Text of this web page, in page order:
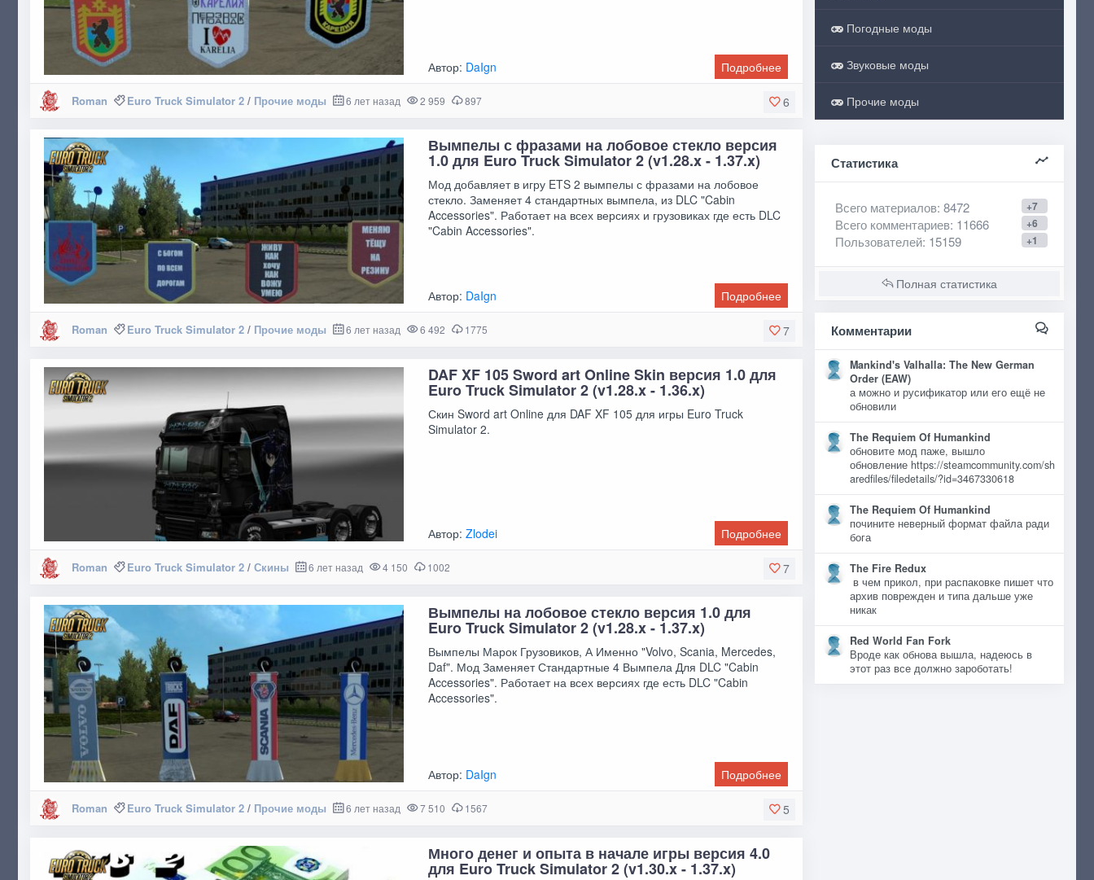
Автор: DaIgn Подробнее
6
Roman Euro Truck Simulator 2/ Прочие моды 6 лет назад 2 959 897
Вымпелы с фразами на лобовое стекло версия
1.0 для Euro Truck Simulator 2 (v1.28.x - 1.37.x)
Мод добавляет в игру ETS 2 вымпелы с фразами на лобовое
стекло. Заменяет 4 стандартных вымпела, из DLC "Cabin
Accessories". Работает на всех версиях и грузовиках где есть DLC
"Cabin Accessories".
Автор: DaIgn Подробнее
7
Roman Euro Truck Simulator 2/ Прочие моды 6 лет назад 6 492 1775
DAF XF 105 Sword art Online Skin версия 1.0 для
Euro Truck Simulator 2 (v1.28.x - 1.36.x)
Скин Sword art Online для DAF XF 105 для игры Euro Truck
Simulator 2.
Автор:Zlodei Подробнее
7
Roman Euro Truck Simulator 2/ Скины 6 лет назад 4 150 1002
Вымпелы на лобовое стекло версия 1.0 для
Euro Truck Simulator 2 (v1.28.x - 1.37.x)
Вымпелы Марок Грузовиков, А Именно "Volvo, Scania, Mercedes,
Daf". Мод Заменяет Стандартные 4 Вымпела Для DLC "Cabin
Accessories". Работает на всех версиях где есть DLC "Cabin
Accessories".
Автор: DaIgn Подробнее
5
Roman Euro Truck Simulator 2/ Прочие моды 6 лет назад 7 510 1567
Много денег и опыта в начале игры версия 4.0
для Euro Truck Simulator 2 (v1.30.x - 1.37.x)
Погодные моды
Звуковые моды
Прочие моды
Статистика
+7
Всего материалов: 8472
+6
Всего комментариев: 11666
+1
Пользователей: 15159
Полная статистика
Комментарии
Mankind's Valhalla: The New German
Order (EAW)
а можно и русификатор или его ещё не
обновили
The Requiem Of Humankind
обновите мод паже, вышло
обновление https://steamcommunity.com/sh
aredfiles/filedetails/?id=3467330618
The Requiem Of Humankind
почините неверный формат файла ради
бога
The Fire Redux
в чем прикол, при распаковке пишет что
архив поврежден и типа дальше уже
никак
Red World Fan Fork
Вроде как обнова вышла, надеюсь в
этот раз все должно зароботать!